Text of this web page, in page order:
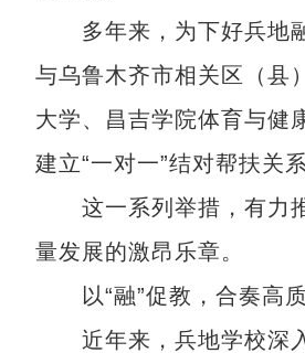
多年来，为下好兵地融
与乌鲁木齐市相关区（县
大学、昌吉学院体育与健
建立“一对一”结对帮扶
这一系列举措，有力推
量发展的激昂乐章。
以“融”促教，合奏高
近年来，兵地学校深入